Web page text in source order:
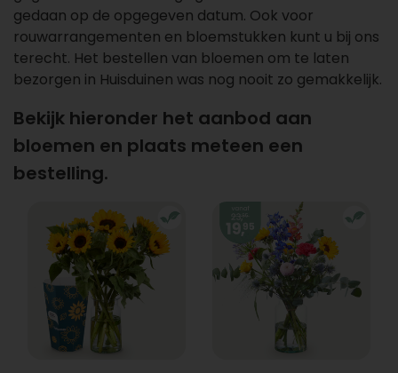
gedaan op de opgegeven datum. Ook voor
rouwarrangementen en bloemstukken kunt u bij ons
terecht. Het bestellen van bloemen om te laten
bezorgen in Huisduinen was nog nooit zo gemakkelijk.
Bekijk hieronder het aanbod aan
bloemen en plaats meteen een
bestelling.